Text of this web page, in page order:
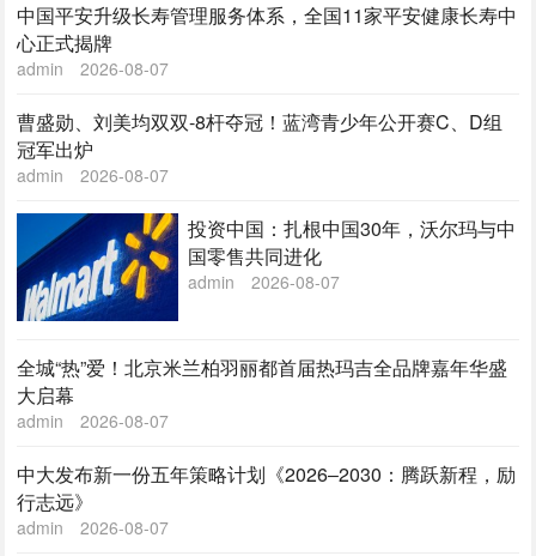
中国平安升级长寿管理服务体系，全国11家平安健康长寿中
心正式揭牌
admin 2026-08-07
曹盛勋、刘美均双双-8杆夺冠！蓝湾青少年公开赛C、D组
冠军出炉
admin 2026-08-07
投资中国：扎根中国30年，沃尔玛与中
国零售共同进化
admin 2026-08-07
全城“热”爱！北京米兰柏羽丽都首届热玛吉全品牌嘉年华盛
大启幕
admin 2026-08-07
中大发布新一份五年策略计划《2026‒2030：腾跃新程，励
行志远》
admin 2026-08-07